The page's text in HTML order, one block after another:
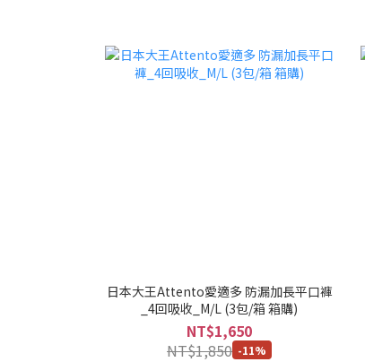
日本大王Attento愛適多 防漏加長平口褲
_4回吸收_M/L (3包/箱 箱購)
NT$1,650
NT$1,850 -11%